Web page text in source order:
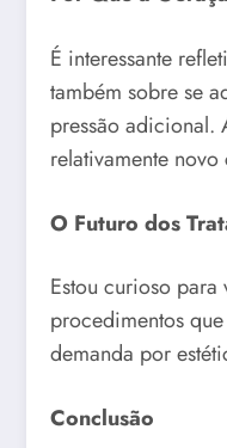
É interessante
também sobre se
pressão adicional.
relativamente
O Futuro dos
Estou curioso
procedimentos
demanda por
Conclusão